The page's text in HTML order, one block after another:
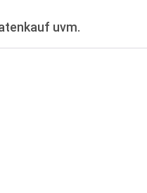
uvm.